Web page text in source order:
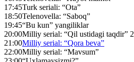
17:45Turk seriali: “Ota”
18:50Telenovella: “Saboq”
19:45“Bu kun” yangiliklar
20:00Milliy serial: “Qil ustidagi taqdir” 2
21:00Milliy serial: “Qora beva”
22:00Milliy serial: “Mavsum”